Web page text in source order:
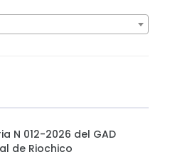
N 012-2026 del GAD
de Riochico